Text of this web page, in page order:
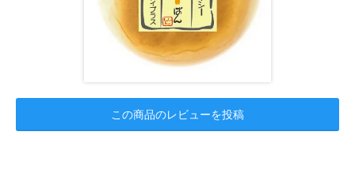
この商品のレビューを投稿